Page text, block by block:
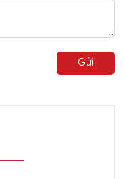
Gửi